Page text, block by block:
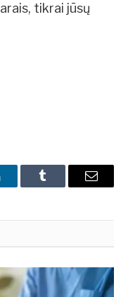
tikrai jūsų
Tumblr Email